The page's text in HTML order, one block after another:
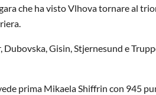
che ha visto Vlhova tornare al
Gisin, Stjernesund e
prima Mikaela Shiffrin con 945